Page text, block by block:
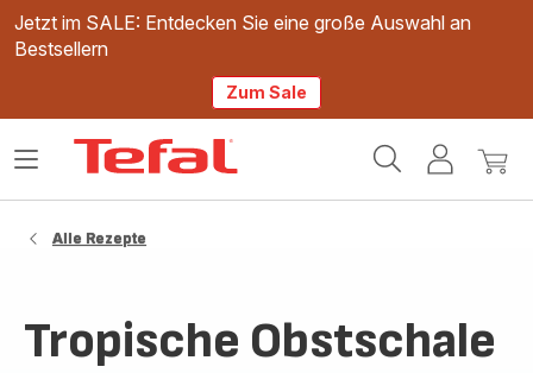
Jetzt im SALE: Entdecken Sie eine große Auswahl an
Bestsellern
Zum Sale
Mein
Mein
Das
Alle Rezepte
Tropische Obstschale